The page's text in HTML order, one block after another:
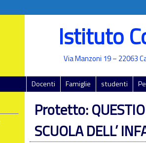
Istituto
Via Manzoni 19 – 22063
Docenti Famiglie studenti
Protetto:
SCUOLA DELL’